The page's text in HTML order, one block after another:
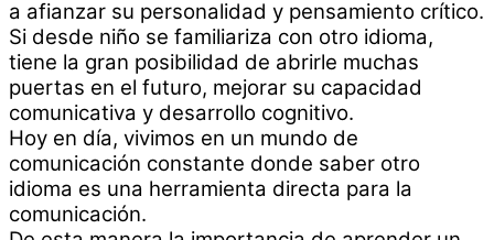
a afianzar su personalidad y pensamiento crítico.
Si desde niño se familiariza con otro idioma,
tiene la gran posibilidad de abrirle muchas
puertas en el futuro, mejorar su capacidad
comunicativa y desarrollo cognitivo.
Hoy en día, vivimos en un mundo de
comunicación constante donde saber otro
idioma es una herramienta directa para la
comunicación.